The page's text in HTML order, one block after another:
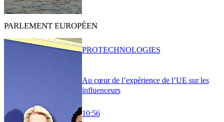
PARLEMENT EUROPÉEN
Au cœur de l’expérience de l’UE sur les
influenceurs
10:56
PROTECHNOLOGIES